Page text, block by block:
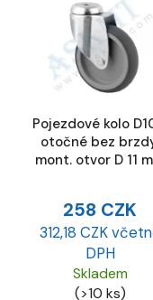
Pojezdové kolo
otočné bez
mont. otvor D 11
258 CZK
312,18 CZK
DPH
Skladem
(>10 ks)